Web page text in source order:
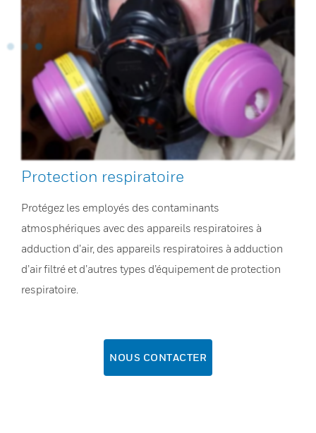
Protection respiratoire
Protégez les employés des contaminants
atmosphériques avec des appareils respiratoires à
adduction d’air, des appareils respiratoires à adduction
d’air filtré et d’autres types d’équipement de protection
respiratoire.
NOUS CONTACTER